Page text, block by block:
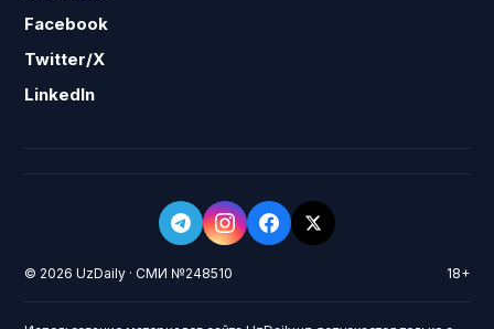
Facebook
Twitter/X
LinkedIn
© 2026 UzDaily · СМИ №248510 18+